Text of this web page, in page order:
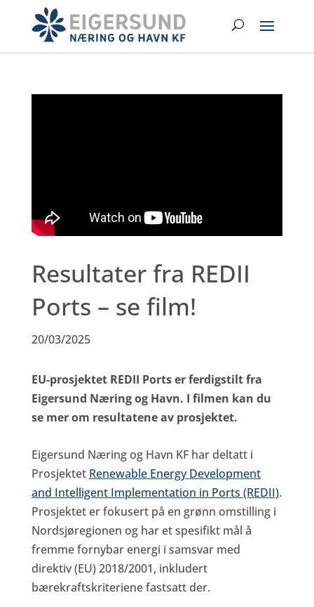
hovedinnhold
Resultater fra REDII
Ports – se film!
20/03/2025
EU-prosjektet REDII Ports er ferdigstilt fra
Eigersund Næring og Havn. I filmen kan du
se mer om resultatene av prosjektet.
Eigersund Næring og Havn KF har deltatt i
Prosjektet Renewable Energy Development
and Intelligent Implementation in Ports (REDII).
Prosjektet er fokusert på en grønn omstilling i
Nordsjøregionen og har et spesifikt mål å
fremme fornybar energi i samsvar med
direktiv (EU) 2018/2001, inkludert
bærekraftskriteriene fastsatt der.